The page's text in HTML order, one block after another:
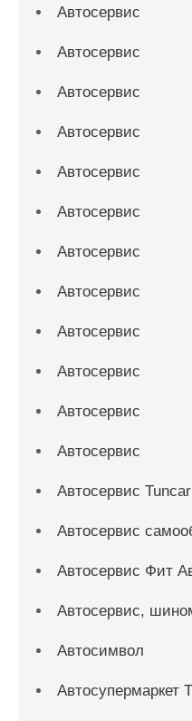
Автосервис
Автосервис
Автосервис
Автосервис
Автосервис
Автосервис
Автосервис
Автосервис
Автосервис
Автосервис
Автосервис
Автосервис
Автосервис Tuncar
Автосервис
Автосервис Фит
Автосервис,
Автосимвол
Автосупермаркет